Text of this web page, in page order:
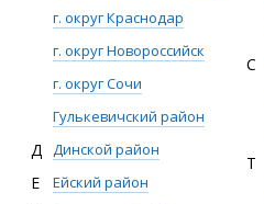
г. округ Краснодар
г. округ Новороссийск
г. округ Сочи
Гулькевичский район
Д Динской район
Е Ейский район
С
Т